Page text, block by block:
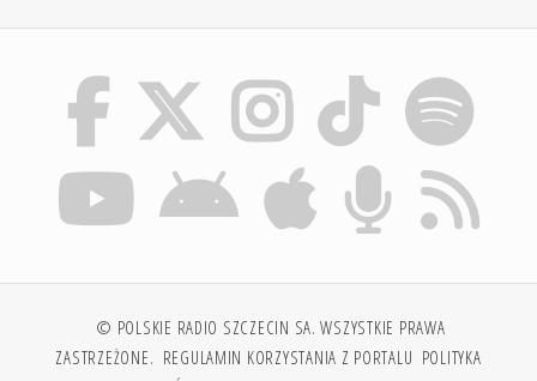
© POLSKIE RADIO SZCZECIN SA. WSZYSTKIE PRAWA
ZASTRZEŻONE. REGULAMIN KORZYSTANIA Z PORTALU POLITYKA